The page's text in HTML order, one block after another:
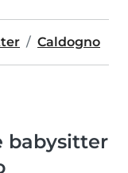
Caldogno
babysitter